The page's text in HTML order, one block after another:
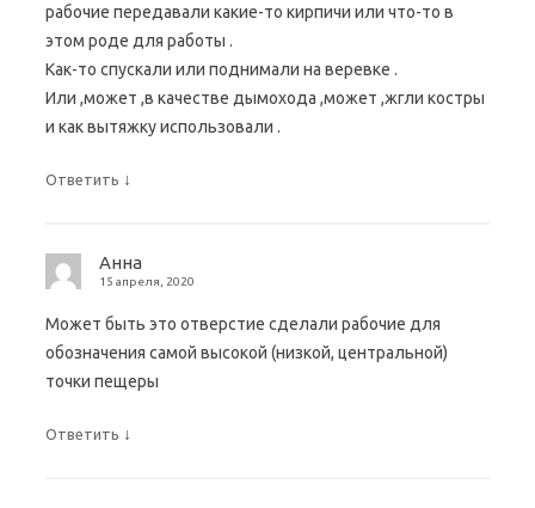
рабочие передавали какие-то кирпичи или что-то в
этом роде для работы .
Как-то спускали или поднимали на веревке .
Или ,может ,в качестве дымохода ,может ,жгли костры
и как вытяжку использовали .
Ответить ↓
Анна
15 апреля, 2020
Может быть это отверстие сделали рабочие для
обозначения самой высокой (низкой, центральной)
точки пещеры
Ответить ↓